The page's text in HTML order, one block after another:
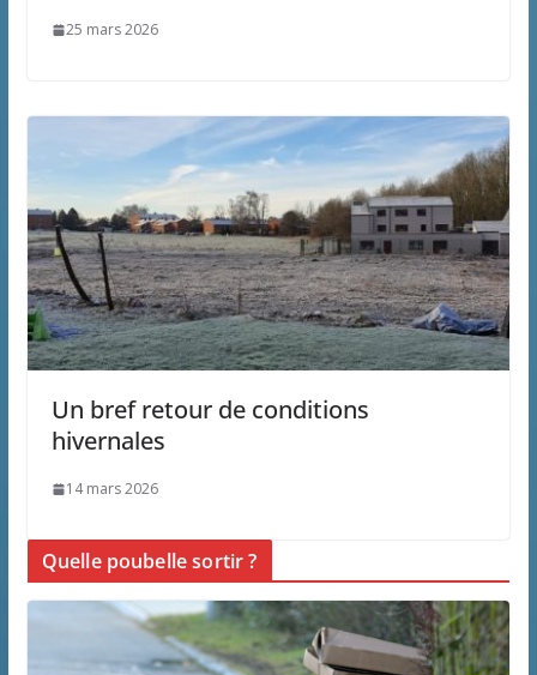
25 mars 2026
Un bref retour de conditions
hivernales
14 mars 2026
Quelle poubelle sortir ?